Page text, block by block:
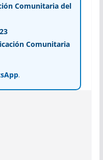
Comunitaria del
Comunitaria
.